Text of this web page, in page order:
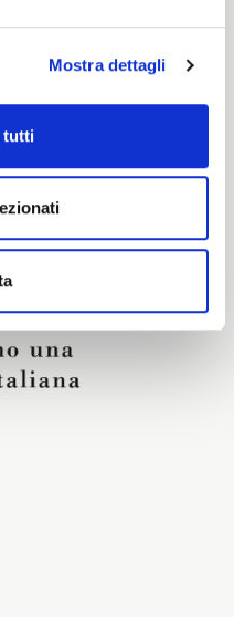
Mostra dettagli
tutti
in this fabric?
ADVISOR